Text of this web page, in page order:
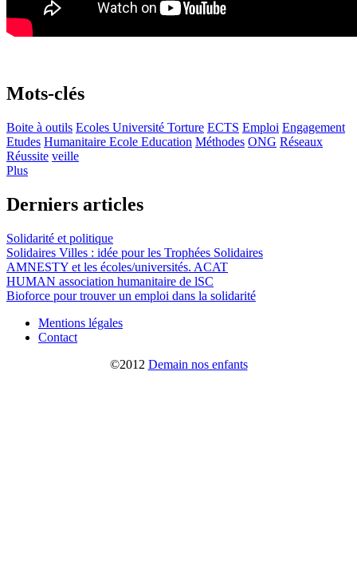
Mots-clés
Boite à outils Ecoles Université Torture ECTS Emploi Engagement
Etudes Humanitaire Ecole Education Méthodes ONG Réseaux
Réussite veille
Plus
Derniers articles
Solidarité et politique
Solidaires Villes : idée pour les Trophées Solidaires
AMNESTY et les écoles/universités. ACAT
HUMAN association humanitaire de lSC
Bioforce pour trouver un emploi dans la solidarité
Mentions légales
Contact
©2012 Demain nos enfants